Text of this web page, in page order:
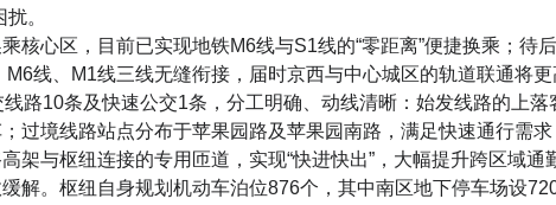
。
核心区，目前已实现地铁M6线与S1线的“零距离”便捷换乘；待
线、M1线三线无缝衔接，届时京西与中心城区的轨道联通将
路10条及快速公交1条，分工明确、动线清晰：始发线路的上
过境线路站点分布于苹果园路及苹果园南路，满足快速通行需
架与枢纽连接的专用匝道，实现“快进快出”，大幅提升跨区域通
解。枢纽自身规划机动车泊位876个，其中南区地下停车场设